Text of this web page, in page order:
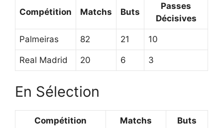
Compétition Matchs Buts
Passes
Décisives
Palmeiras 82 21 10
Real Madrid 20 6 3
En Sélection
Compétition Matchs Buts